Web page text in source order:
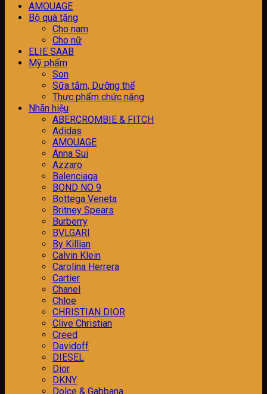
AMOUAGE
Bộ quà tặng
Cho nam
Cho nữ
ELIE SAAB
Mỹ phẩm
Son
Sữa tắm, Dưỡng thể
Thực phẩm chức năng
Nhãn hiệu
ABERCROMBIE & FITCH
Adidas
AMOUAGE
Anna Sui
Azzaro
Balenciaga
BOND NO 9
Bottega Veneta
Britney Spears
Burberry
BVLGARI
By Killian
Calvin Klein
Carolina Herrera
Cartier
Chanel
Chloe
CHRISTIAN DIOR
Clive Christian
Creed
Davidoff
DIESEL
Dior
DKNY
Dolce & Gabbana